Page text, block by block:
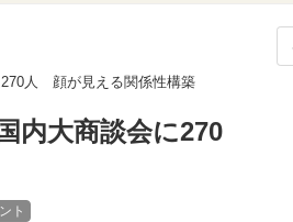
270人 顔が見える関係性構築
内大商談会に270